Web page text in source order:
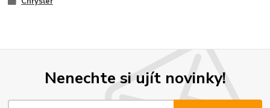
Nenechte si ujít novinky!